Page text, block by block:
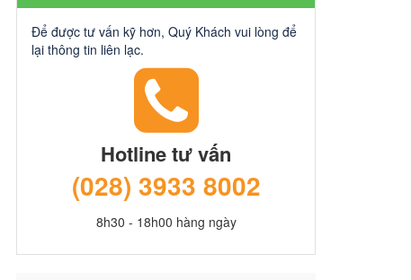
Để được tư vấn kỹ hơn, Quý Khách vui lòng để
lại thông tin liên lạc.
Hotline tư vấn
(028) 3933 8002
8h30 - 18h00 hàng ngày